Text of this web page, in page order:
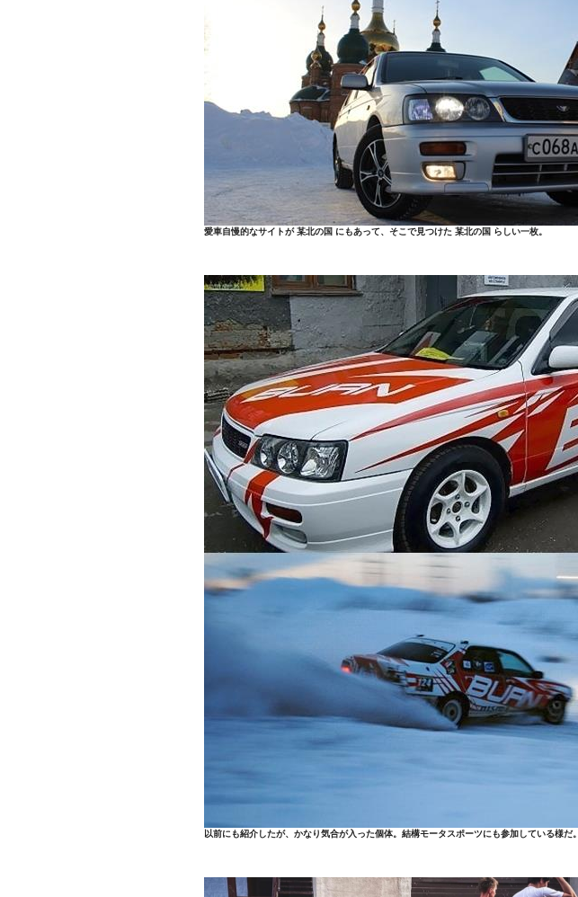
愛車自慢的なサイトが 某北の国 にもあって、そこで見つけた 某北の国 らしい一枚。
以前にも紹介したが、かなり気合が入った個体。結構モータスポーツにも参加している様だ。